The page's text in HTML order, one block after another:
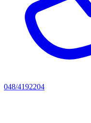
048/4192204